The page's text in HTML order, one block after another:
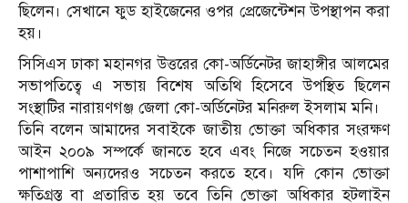
ছিলেন। সেখানে ফুড হাইজেনের ওপর প্রেজেন্টেশন উপস্থাপন করা
হয়।
সিসিএস ঢাকা মহানগর উত্তরের কো-অর্ডিনেটর জাহাঙ্গীর আলমের
সভাপতিত্বে এ সভায় বিশেষ অতিথি হিসেবে উপস্থিত ছিলেন
সংস্থাটির নারায়ণগঞ্জ জেলা কো-অর্ডিনেটর মনিরুল ইসলাম মনি।
তিনি বলেন আমাদের সবাইকে জাতীয় ভোক্তা অধিকার সংরক্ষণ
আইন ২০০৯ সম্পর্কে জানতে হবে এবং নিজে সচেতন হওয়ার
পাশাপাশি অন্যদেরও সচেতন করতে হবে। যদি কোন ভোক্তা
ক্ষতিগ্রস্ত বা প্রতারিত হয় তবে তিনি ভোক্তা অধিকার হটলাইন